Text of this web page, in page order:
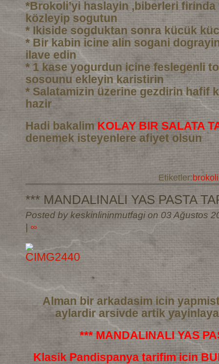
*Brokoli’yi haslayin ,biberleri firinda
közleyip sogutun
* Ikiside sogduktan sonra kücük
* Bir kabin icine alin sogani
ilave edin
* 1 kase yogurdun icine feslegenli
sosounu ekleyin karistirin
* Salatamizin üzerine gezdirin hafif
hazir
Hadi bakalim KOLAY BIR SALATA
denemek isteyenlere afiyet olsun
Etiketler:brokoli
*** MANDALINALI YAS PASTA
Posted by keskinlininmutfagi on 03 Ağustos
∞
Alman bir arkadasim icin
aylardir arsivde artik
*** MANDALINALI YAS
Klasik Pandispanya tarifim icin